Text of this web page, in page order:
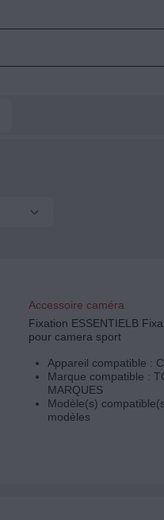
Accessoire caméra
Fixation ESSENTIELB
pour camera sport
Appareil compatible :
Marque compatible :
MARQUES
Modèle(s)
modèles